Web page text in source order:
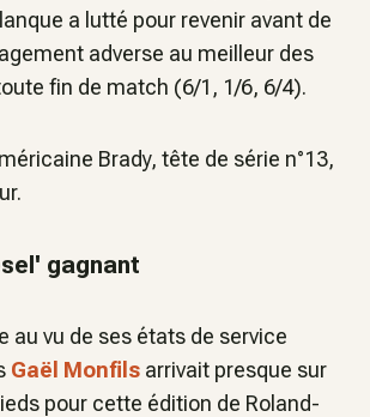
a lutté pour revenir avant de
adverse au meilleur des
fin de match (6/1, 1/6, 6/4).
Brady, tête de série n°13,
gagnant
au vu de ses états de service
Gaël Monfils arrivait presque sur
pour cette édition de Roland-